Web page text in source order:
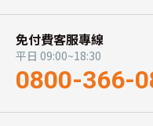
免付費客服專線
平日 09:00~18:30
0800-366-